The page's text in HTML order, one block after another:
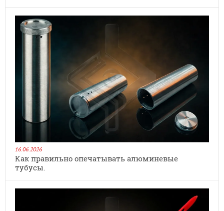
16.06.2026
Как правильно опечатывать алюминевые
тубусы.